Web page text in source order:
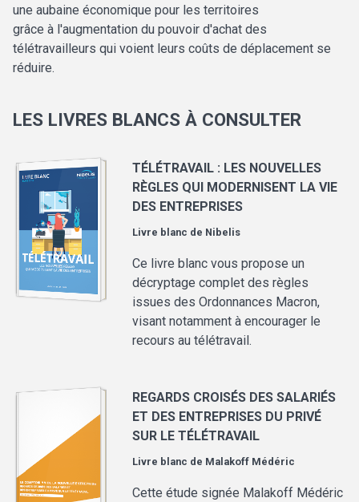
une aubaine économique pour les territoires
grâce à l'augmentation du pouvoir d'achat des
télétravailleurs qui voient leurs coûts de déplacement se
réduire.
LES LIVRES BLANCS À CONSULTER
TÉLÉTRAVAIL : LES NOUVELLES
RÈGLES QUI MODERNISENT LA VIE
DES ENTREPRISES
Livre blanc de Nibelis
Ce livre blanc vous propose un
décryptage complet des règles
issues des Ordonnances Macron,
visant notamment à encourager le
recours au télétravail.
REGARDS CROISÉS DES SALARIÉS
ET DES ENTREPRISES DU PRIVÉ
SUR LE TÉLÉTRAVAIL
Livre blanc de Malakoff Médéric
Cette étude signée Malakoff Médéric